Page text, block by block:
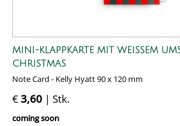
MINI-KLAPPKARTE MIT WEISSEM
HRISTMAS
Note Card - Kelly Hyatt 90 x 120 mm
€3,60 | Stk.
coming soon